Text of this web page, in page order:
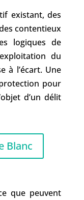
existant, des
contentieux
logiques de
du
à l’écart. Une
pour
d’un délit
Blanc
que peuvent